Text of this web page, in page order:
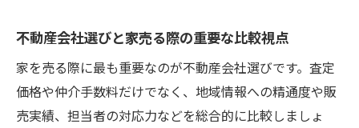
不動産会社選びと家売る際の重要な比較視点
家を売る際に最も重要なのが不動産会社選びです。査定
価格や仲介手数料だけでなく、地域情報への精通度や販
売実績、担当者の対応力などを総合的に比較しましょ